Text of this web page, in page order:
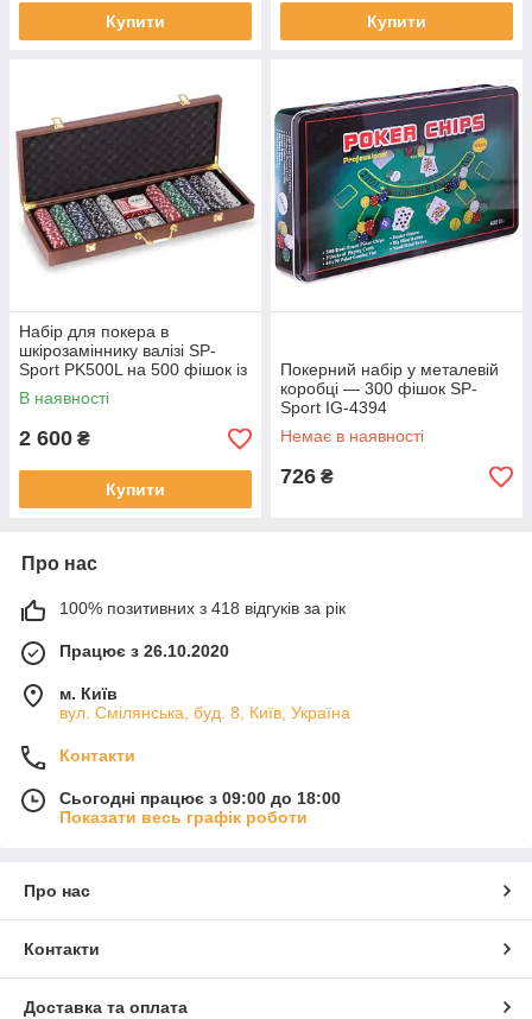
Купити Купити
Набір для покера в
шкірозаміннику валізі SP-
Sport PK500L на 500 фішок із
номіналом
В наявності
2 600 ₴
Купити
Покерний набір у металевій
коробці — 300 фішок SP-
Sport IG-4394
Немає в наявності
726 ₴
Про нас
100% позитивних з 418 відгуків за рік
Працює з 26.10.2020
м. Київ
вул. Смілянська, буд. 8, Київ, Україна
Контакти
Сьогодні працює з 09:00 до 18:00
Показати весь графік роботи
Про нас
Контакти
Доставка та оплата